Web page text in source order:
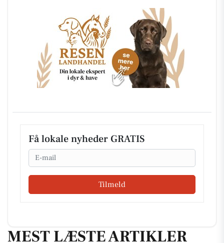
Få lokale nyheder GRATIS
Email
Tilmeld
MEST LÆSTE ARTIKLER